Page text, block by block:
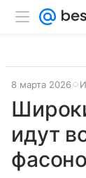
8 марта 2026
идут